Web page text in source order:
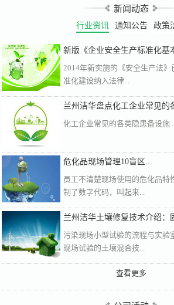
新闻动态
行业资讯 通知公告 政策
新版《企业安全生产标准化基
2014年新实施的《安全生产法
准化建设纳入法律...
兰州洁华盘点化工企业常见的
化工企业常见的各类隐患备设施 ...
危化品现场管理10盲区...
员工不清楚现场使用的危化品特
制了数字代码，叫起来...
兰州洁华土壤修复技术介绍：
污染现场小型试验的流程与实验
现场试验的土壤混合技...
查看更多